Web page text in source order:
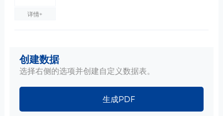
详情+
详情+
材质：ABS一体成型
外围尺寸：430*400mm,
实际使用尺寸: 343*379mm
创建数据
选择右侧的选项并创建自定义数据表。
生成PDF